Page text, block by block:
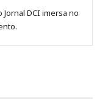
DCI imersa no